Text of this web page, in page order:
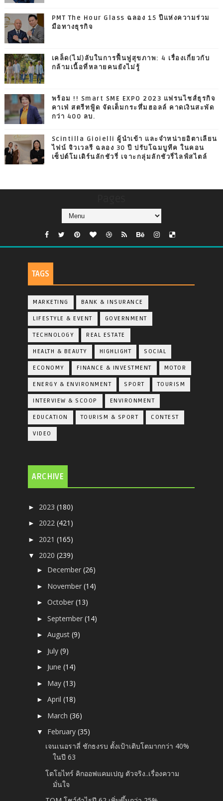
PMT The Hour Glass ฉลอง 15 ปีแห่งความร่วม
มือทางธุรกิจ
เคล็ด(ไม่)ลับในการฟื้นฟูสุขภาพ: 4 เรื่องเกี่ยวกับ
กล้ามเนื้อที่หลายคนยังไม่รู้
พร้อม !! Smart SME EXPO 2023 แฟรนไชส์ธุรกิจ
คาเฟ่ สตรีทฟู้ด จัดเต็มกระหึ่มฮอลล์ คาดเงินสะพัด
กว่า 400 ลบ.
Scintilla Gioielli ผู้นำเข้า และจำหน่ายอิตาเลียน
ไฟน์ จิวเวลรี ฉลอง 30 ปี ปรับโฉมบูทีค ในคอน
เซ็ปต์โมเดิร์นลักชัวรี่ เจาะกลุ่มลักชัวรี่ไลฟ์สไตล์
TAGS
MARKETING BANK & INSURANCE
LIFESTYLE & EVENT GOVERNMENT
TECHNOLOGY REAL ESTATE
HEALTH & BEAUTY HIGHLIGHT SOCIAL
ECONOMY FINANCE & INVESTMENT MOTOR
ENERGY & ENVIRONMENT SPORT TOURISM
INTERVIEW & SCOOP ENVIRONMENT
EDUCATION TOURISM & SPORT CONTEST
VIDEO
ARCHIVE
► 2023(180)
► 2022(421)
► 2021(165)
▼ 2020(239)
► December(26)
► November(14)
►October(13)
►September(14)
►August(9)
► July(9)
► June(14)
► May(13)
►April(18)
► March(36)
▼ February(35)
เจนเนอราลี่ ชักธงรบ ตั้งเป้าเติบโตมากกว่า 40%
ในปี 63
โตโยไทร์ คิกออฟแคมเปญ ตัวจริง..เรื่องความ
มั่นใจ